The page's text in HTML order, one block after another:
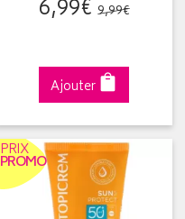
6,99€ 9,99€
Ajouter
PRIX
PROMO